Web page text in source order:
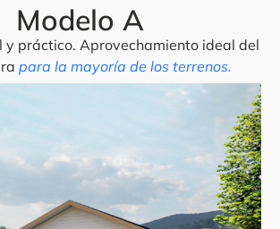
Modelo A
y práctico. Aprovechamiento ideal del
para la mayoría de los terrenos.